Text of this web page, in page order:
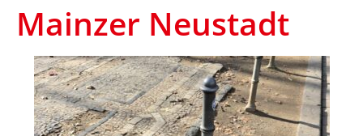
Mainzer Neustadt